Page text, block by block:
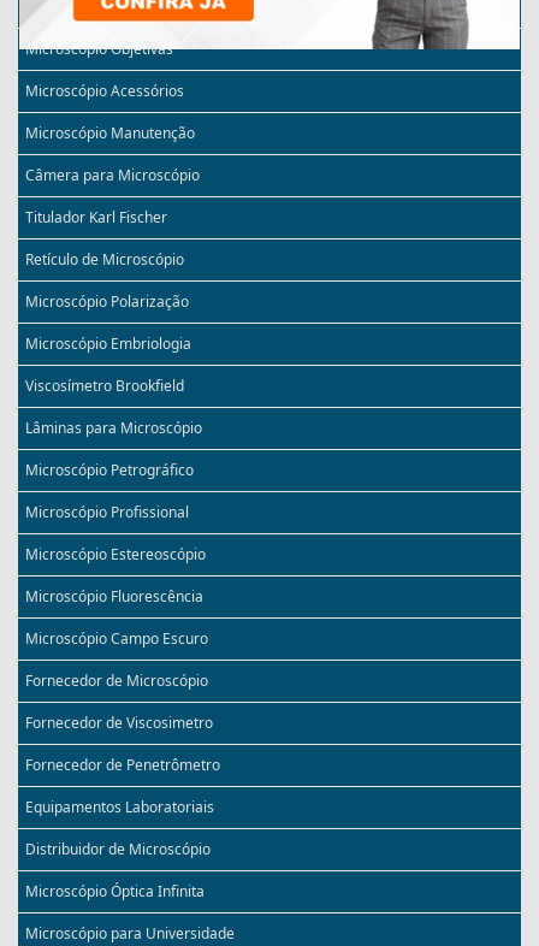
Microscópio com Câmera
Microscópio Objetivas
Microscópio Acessórios
Microscópio Manutenção
Câmera para Microscópio
Titulador Karl Fischer
Retículo de Microscópio
Microscópio Polarização
Microscópio Embriologia
Viscosímetro Brookfield
Lâminas para Microscópio
Microscópio Petrográfico
Microscópio Profissional
Microscópio Estereoscópio
Microscópio Fluorescência
Microscópio Campo Escuro
Fornecedor de Microscópio
Fornecedor de Viscosimetro
Fornecedor de Penetrômetro
Equipamentos Laboratoriais
Distribuidor de Microscópio
Microscópio Óptica Infinita
Microscópio para Universidade